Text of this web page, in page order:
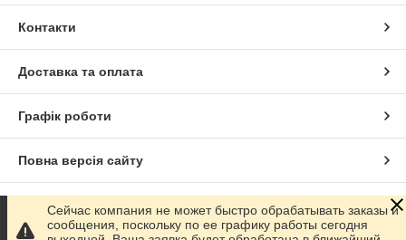
Контакти
Доставка та оплата
Графік роботи
Повна версія сайту
Сайт створено на маркетплейсі Prom.ua
Сейчас компания не может быстро обрабатывать заказы и
сообщения, поскольку по ее графику работы сегодня